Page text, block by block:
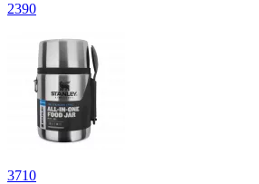
2390
3710